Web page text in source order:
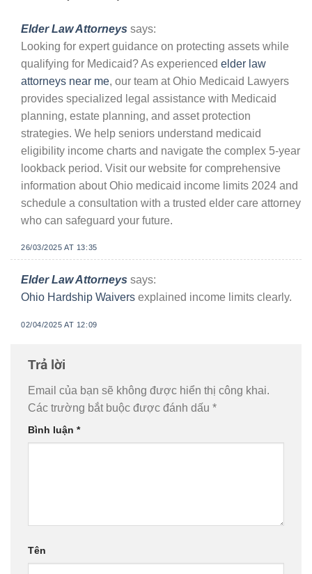
Elder Law Attorneys says:
Looking for expert guidance on protecting assets while
qualifying for Medicaid? As experienced elder law
attorneys near me, our team at Ohio Medicaid Lawyers
provides specialized legal assistance with Medicaid
planning, estate planning, and asset protection
strategies. We help seniors understand medicaid
eligibility income charts and navigate the complex 5-year
lookback period. Visit our website for comprehensive
information about Ohio medicaid income limits 2024 and
schedule a consultation with a trusted elder care attorney
who can safeguard your future.
26/03/2025 AT 13:35
Elder Law Attorneys says:
Ohio Hardship Waivers explained income limits clearly.
02/04/2025 AT 12:09
Trả lời
Email của bạn sẽ không được hiển thị công khai.
Các trường bắt buộc được đánh dấu *
Bình luận *
Tên